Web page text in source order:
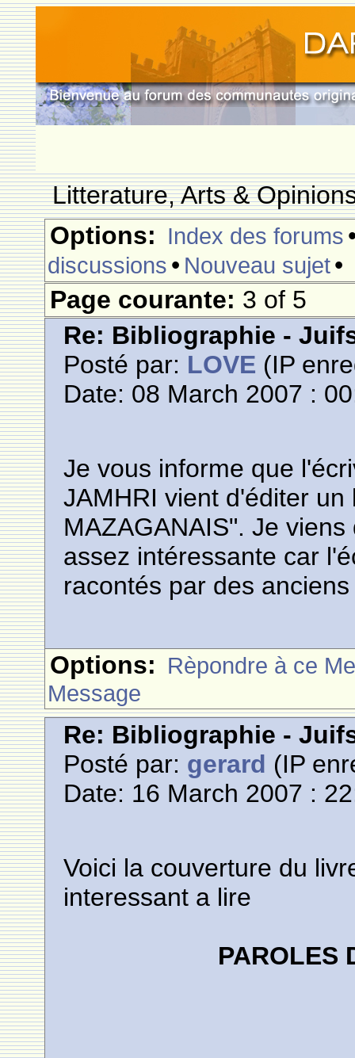
Litterature, Arts &
Options: Index des forums
discussions • Nouveau sujet•
Page courante: 3 of 5
Re: Bibliographie -
Posté par: LOVE (IP
Date: 08 March 2007 :
Je vous informe que
JAMHRI vient d'éditer un
MAZAGANAIS". Je
assez intéressante car
racontés par des
Options: Rèpondre à ce
Message
Re: Bibliographie -
Posté par: gerard (IP
Date: 16 March 2007 :
Voici la couverture du
interessant a lire
PAROLES